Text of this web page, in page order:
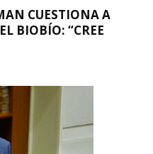
CUESTIONA A
BIOBÍO: “CREE